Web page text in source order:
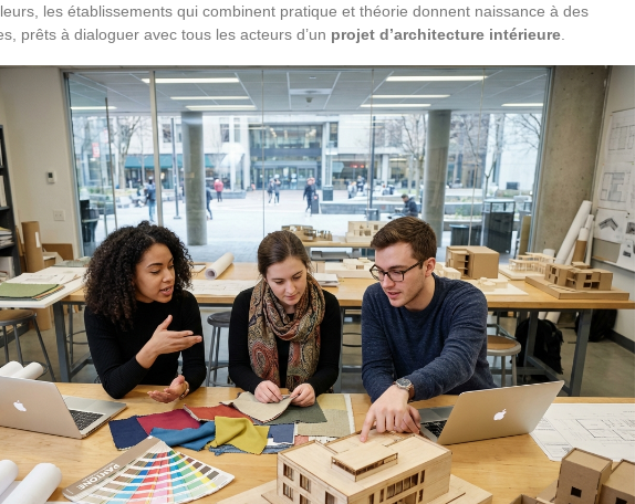
les établissements qui combinent pratique et théorie donnent naissance à des
prêts à dialoguer avec tous les acteurs d’un projet d’architecture intérieure